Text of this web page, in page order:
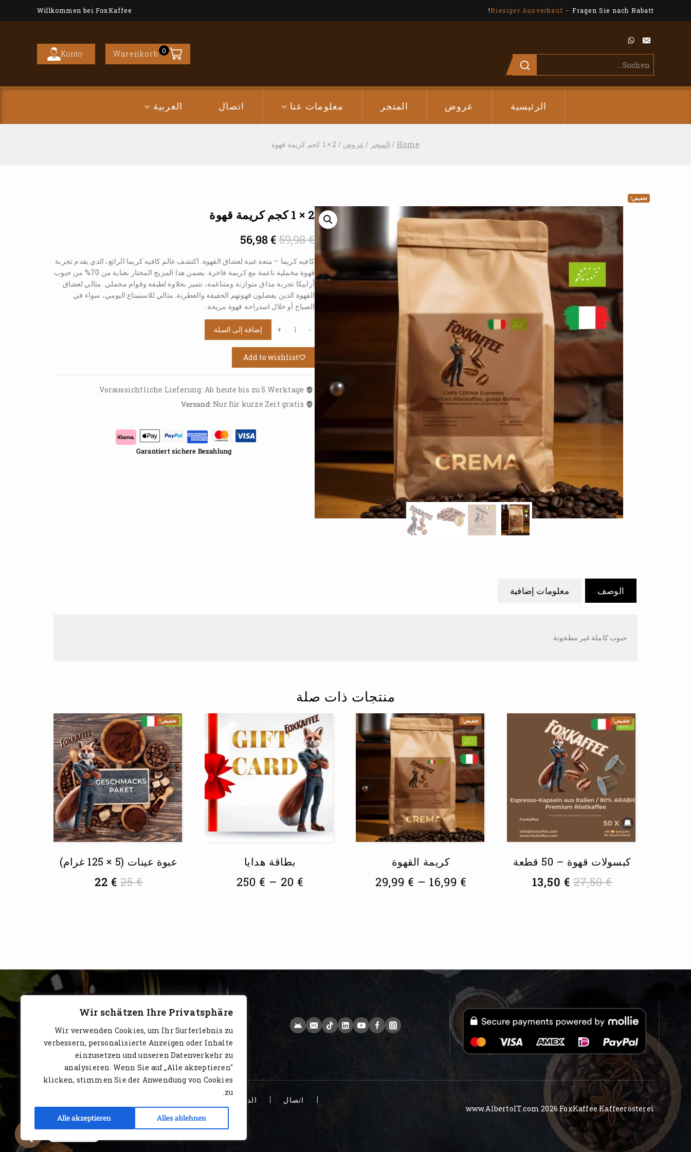
Wir schätzen Ihre Privatsphäre
Wir verwenden Cookies, um Ihr Surferlebnis zu
verbessern, personalisierte Anzeigen oder Inhalte
einzusetzen und unseren Datenverkehr zu
analysieren. Wenn Sie auf „Alle akzeptieren"
klicken, stimmen Sie der Anwendung von Cookies
zu.
Alles ablehnen
Alle akzeptieren
Riesiger Ausverkauf – Fragen Sie nach Rabatt!
Willkommen bei FoxKaffee
0
Warenkorb
Konto
الرئيسية عروض المتجر معلومات عنا اتصال العربية
Home
/ المتجر / عروض / 2 × 1 كجم كريمة قهوة
تخفيض!
2 × 1 كجم كريمة قهوة
59,98€
56,98€
كافيه كريما – متعة غنية لعشاق القهوة. اكتشف عالم كافيه كريما الرائع، الذي يقدم تجربة
قهوة مخملية ناعمة مع كريمة فاخرة. يضمن هذا المزيج المختار بعناية من 70% من حبوب
أرابيكا تجربة مذاق متوازنة ومتناغمة، تتميز بحلاوة لطيفة وقوام مخملي. مثالي لعشاق
القهوة الذين يفضلون قهوتهم الخفيفة والعطرية. مثالي للاستمتاع اليومي، سواء في
الصباح أو خلال استراحة قهوة مريحة.
إضافة إلى السلة
Add to wishlist
Versand: Nur für kurze Zeit gratis
Garantiert sichere Bezahlung
الوصف معلومات إضافية
حبوب كاملة غير مطحونة
منتجات ذات صلة
تخفيض!
كبسولات قهوة – 50 قطعة
27,50€
13,50 €
تخفيض!
كريمة القهوة
16,99 €
–
29,99 €
بطاقة هدايا
20 €
–
250 €
تخفيض!
عبوة عينات (5 × 125 غرام)
25€
22 €
www.AlbertoIT.com 2026 FoxKaffee Kaffeerösterei
اتصال الدفع